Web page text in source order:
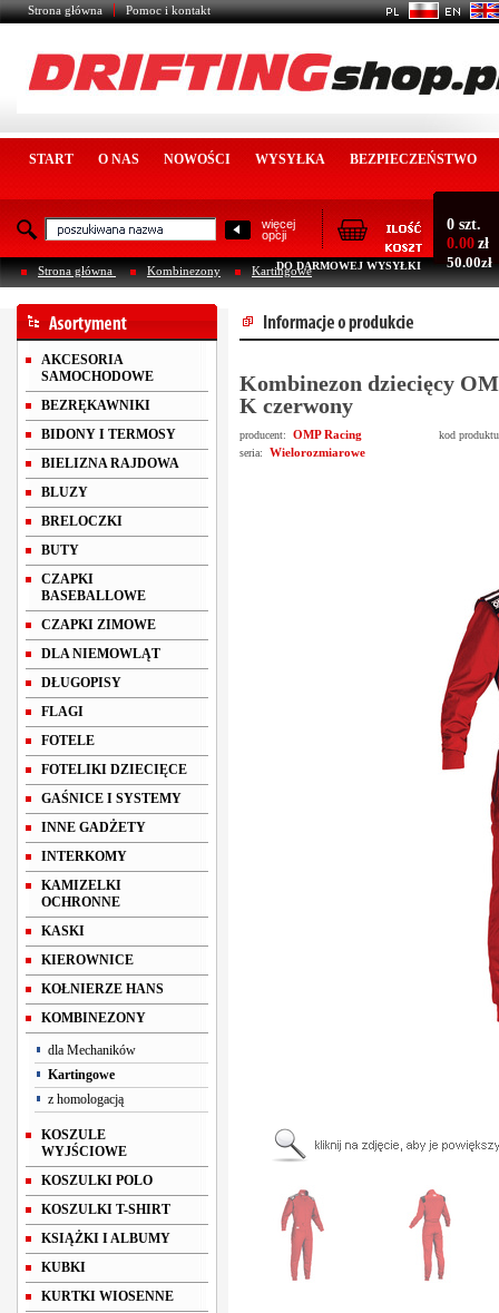
Strona główna Pomoc i kontakt
START O NAS NOWOŚCI WYSYŁKA BEZPIECZEŃSTWO
więcej
opcji
0 szt.
0.00 zł
DO DARMOWEJ WYSYŁKI 50.00zł
Strona główna Kombinezony Kartingowe
AKCESORIA
SAMOCHODOWE
BEZRĘKAWNIKI
BIDONY I TERMOSY
BIELIZNA RAJDOWA
BLUZY
BRELOCZKI
BUTY
CZAPKI
BASEBALLOWE
CZAPKI ZIMOWE
DLA NIEMOWLĄT
DŁUGOPISY
FLAGI
FOTELE
FOTELIKI DZIECIĘCE
GAŚNICE I SYSTEMY
INNE GADŻETY
INTERKOMY
KAMIZELKI
OCHRONNE
KASKI
KIEROWNICE
KOŁNIERZE HANS
KOMBINEZONY
dla Mechaników
Kartingowe
z homologacją
KOSZULE
WYJŚCIOWE
KOSZULKI POLO
KOSZULKI T-SHIRT
KSIĄŻKI I ALBUMY
KUBKI
KURTKI WIOSENNE
Kombinezon dziecięcy
K czerwony
producent: OMP Racing
kod
seria:
Wielorozmiarowe